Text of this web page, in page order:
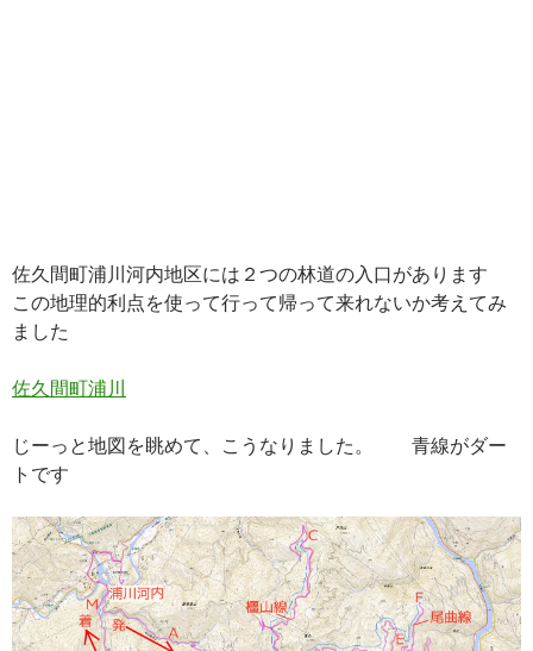
佐久間町浦川河内地区には２つの林道の入口があります
この地理的利点を使って行って帰って来れないか考えてみ
ました
佐久間町浦川
じーっと地図を眺めて、こうなりました。 青線がダー
トです